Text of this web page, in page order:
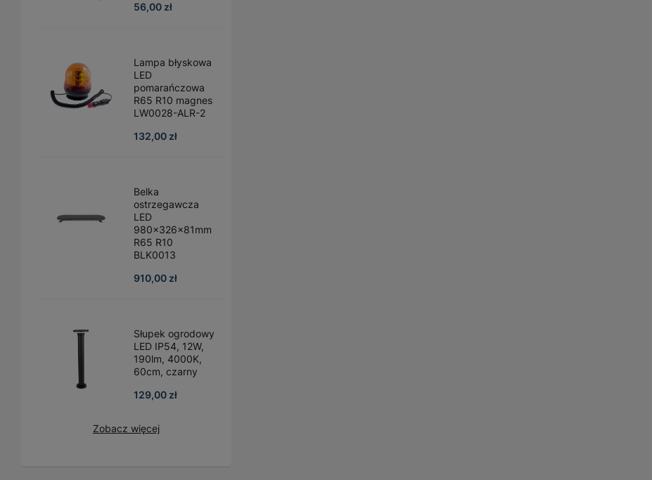
56,00 zł
Lampa błyskowa
LED
pomarańczowa
R65 R10 magnes
LW0028-ALR-2
132,00 zł
Belka
ostrzegawcza
LED
980x326x81mm
R65 R10
BLK0013
910,00 zł
Słupek ogrodowy
LED IP54, 12W,
190lm, 4000K,
60cm, czarny
129,00 zł
Zobacz więcej